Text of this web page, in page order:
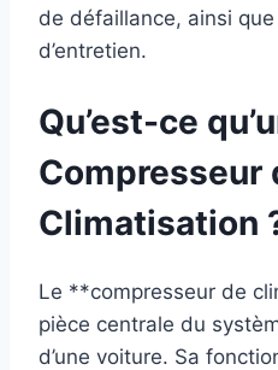
de défaillance, ainsi
d’entretien.
Qu’est-ce
Compresseur
Climatisation
Le **compresseur de
pièce centrale du
d’une voiture. Sa